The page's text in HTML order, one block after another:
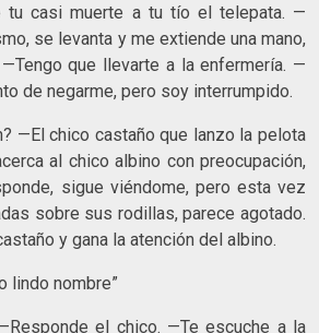
tu casi muerte a tu tío el telepata. —
se levanta y me extiende una mano,
que llevarte a la enfermería. —
de negarme, pero soy interrumpido.
—El chico castaño que lanzo la pelota
al chico albino con preocupación,
sigue viéndome, pero esta vez
sobre sus rodillas, parece agotado.
y gana la atención del albino.
lindo nombre”
el chico. —Te escuche a la